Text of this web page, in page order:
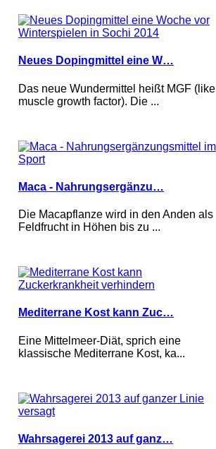
Neues Dopingmittel eine W…
Das neue Wundermittel heißt MGF (like
muscle growth factor). Die ...
Maca - Nahrungsergänzu…
Die Macapflanze wird in den Anden als
Feldfrucht in Höhen bis zu ...
Mediterrane Kost kann Zuc…
Eine Mittelmeer-Diät, sprich eine
klassische Mediterrane Kost, ka...
Wahrsagerei 2013 auf ganz…